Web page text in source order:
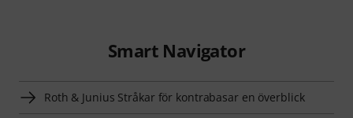
Smart Navigator
Roth & Junius Stråkar för kontrabasar en överblick